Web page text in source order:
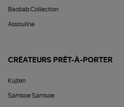
Baobab Collection
Assouline
CRÉATEURS PRÊT-À-PORTER
Kujten
Samsoe Samsoe